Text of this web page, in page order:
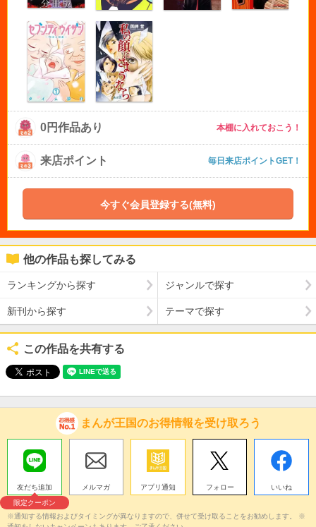
0円作品あり 本棚に入れておこう！
来店ポイント 毎日来店ポイントGET！
今すぐ会員登録する(無料)
他の作品も探してみる
ランキングから探す ジャンルで探す
新刊から探す テーマで探す
この作品を共有する
まんが王国のお得情報を受け取ろう
友だち追加
限定クーポン
メルマガ アプリ通知 フォロー いいね
※通知する情報およびタイミングが異なりますので、併せて受け取ることをお勧めします。 ※